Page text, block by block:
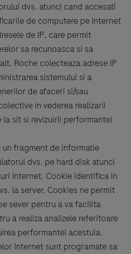
dvs. atunci cand accesati
de computere pe Internet
de IP, care permit
sa recunoasca si sa
Roche colecteaza adrese IP
sistemului si a
de afaceri si/sau
in vederea realizarii
sit si revizuirii performantei
un fragment de informatie
dvs. pe hard disk atunci
Internet. Cookie identifica in
la server. Cookies ne permit
sever pentru a va facilita
a realiza analizele referitoare
performantei acestuia.
Internet sunt programate sa